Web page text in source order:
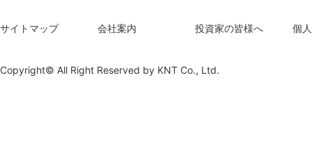
サイトマップ 会社案内 投資家の皆様へ 個
Copyright© All Right Reserved by KNT Co., Ltd.